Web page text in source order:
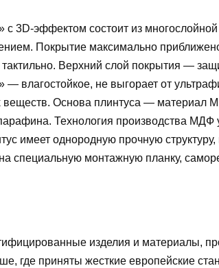
3D-эффектом состоит из многослойной
Покрытие максимально
Верхний слой покрытия —
влагостойкое, не выгорает от
веществ. Основа плинтуса — материал
Технология производства МДФ
имеет однородную прочную структуру,
специальную монтажную планку,
изделия и материалы,
где приняты жесткие европейские